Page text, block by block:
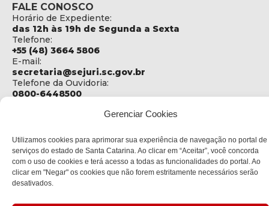
Gerenciar Cookies
Utilizamos cookies para aprimorar sua experiência de navegação no portal de
serviços do estado de Santa Catarina. Ao clicar em “Aceitar”, você concorda
com o uso de cookies e terá acesso a todas as funcionalidades do portal. Ao
clicar em "Negar" os cookies que não forem estritamente necessários serão
desativados.
FALE CONOSCO
Horário de Expediente:
das 12h às 19h de Segunda a Sexta
Telefone:
+55 (48) 3664 5806
E-mail:
secretaria@sejuri.sc.gov.br
Telefone da Ouvidoria:
0800-6448500
Social
Rua Fúlvio Aducci, 1214 - Loja 06
Bairro:
Estreito - Florianópolis - SC
88075-000